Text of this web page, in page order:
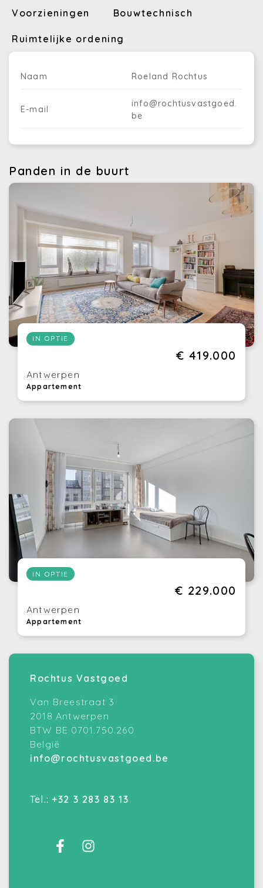
Voorzieningen Bouwtechnisch
Ruimtelijke ordening
Naam Roeland Rochtus
E-mail
info@rochtusvastgoed.
be
Panden in de buurt
IN OPTIE
€ 419.000
Antwerpen
Appartement
IN OPTIE
€ 229.000
Antwerpen
Appartement
Rochtus Vastgoed
Van Breestraat 3
2018 Antwerpen
BTW BE 0701.750.260
België
info@rochtusvastgoed.be
Tel.: +32 3 283 83 13